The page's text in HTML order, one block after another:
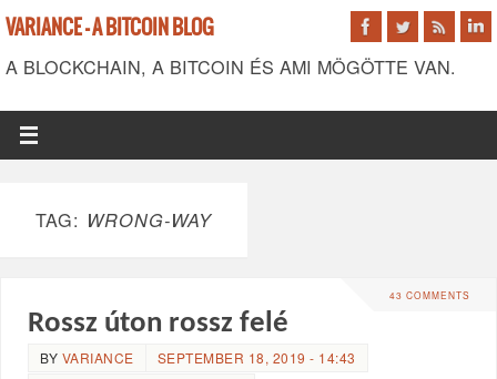
VARIANCE - A BITCOIN BLOG
A BLOCKCHAIN, A BITCOIN ÉS AMI MÖGÖTTE VAN.
TAG: WRONG-WAY
43 COMMENTS
Rossz úton rossz felé
BY VARIANCE
SEPTEMBER 18, 2019 - 14:43